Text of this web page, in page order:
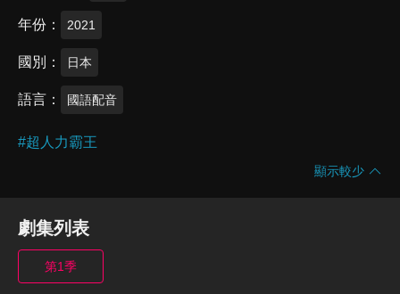
年份 2021
國別 日本
語言 國語配音
#超人力霸王
顯示較少
劇集列表
第1季